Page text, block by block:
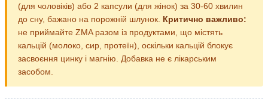
(для чоловіків) або 2 капсули (для жінок) за 30-60 хвилин
до сну, бажано на порожній шлунок. Критично важливо:
не приймайте ZMA разом із продуктами, що містять
кальцій (молоко, сир, протеїн), оскільки кальцій блокує
засвоєння цинку і магнію. Добавка не є лікарським
засобом.